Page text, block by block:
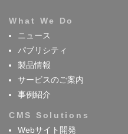
What We Do
ニュース
パブリシティ
製品情報
サービスのご案内
事例紹介
CMS Solutions
Webサイト開発